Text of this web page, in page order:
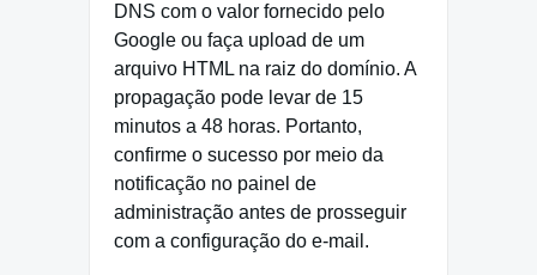
DNS com o valor fornecido pelo
Google ou faça upload de um
arquivo HTML na raiz do domínio. A
propagação pode levar de 15
minutos a 48 horas. Portanto,
confirme o sucesso por meio da
notificação no painel de
administração antes de prosseguir
com a configuração do e-mail.